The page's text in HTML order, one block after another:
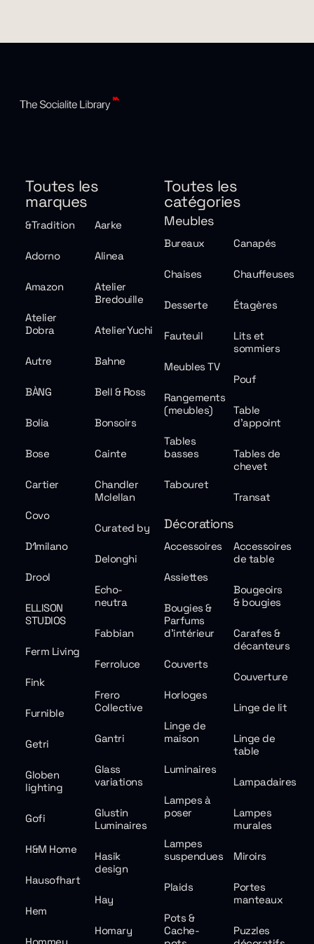
Toutes les
marques
&Tradition Aarke
Adorno Alinea
Amazon
Atelier
Bredouille
Atelier
Dobra
Atelier Yuchi
Autre Bahne
BÀNG Bell & Ross
Bolia Bonsoirs
Bose Cainte
Cartier
Chandler
Mclellan
Covo
Curated by
D1milano
Delonghi
Drool
Echo-
neutra
ELLISON
STUDIOS
Fabbian
Ferm Living
Ferroluce
Fink
Frero
Collective
Furnible
Gantri
Getri
Glass
variations
Globen
lighting
Glustin
Luminaires
Gofi
H&M Home
Hasik
design
Hausofhart
Hay
Hem
Homary
Toutes les
catégories
Meubles
Bureaux Canapés
Chaises Chauffeuses
Desserte Étagères
Fauteuil
Lits et
sommiers
Meubles TV
Pouf
Rangements
(meubles)
Table
d'appoint
Tables
basses
Tables de
chevet
Tabouret
Transat
Décorations
Accessoires
Accessoires
de table
Assiettes
Bougeoirs
& bougies
Bougies &
Parfums
d'intérieur
Carafes &
décanteurs
Couverts
Couverture
Horloges
Linge de lit
Linge de
maison
Linge de
table
Luminaires
Lampadaires
Lampes à
poser
Lampes
murales
Lampes
suspendues
Miroirs
Plaids
Portes
manteaux
Pots &
Cache-
Puzzles